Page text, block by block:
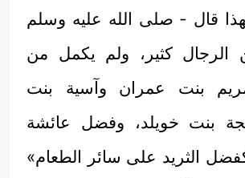
قال - صلى الله عليه وسلم
كثير، ولم يكمل من
مريم بنت عمران وآسية بنت
بنت خويلد، وفضل عائشة
الثريد على سائر الطعام»